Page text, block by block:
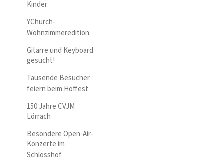
Kinder
YChurch-
Wohnzimmeredition
Gitarre und Keyboard
gesucht!
Tausende Besucher
feiern beim Hoffest
150 Jahre CVJM
Lörrach
Besondere Open-Air-
Konzerte im
Schlosshof